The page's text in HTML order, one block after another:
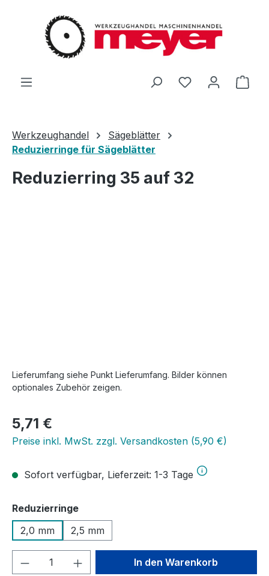
Zum Hauptinhalt springen
Du hast 0
Werkzeughandel
Sägeblätter
Reduzierringe für Sägeblätter
Reduzierring 35 auf 32
Lieferumfang siehe Punkt Lieferumfang. Bilder können
optionales Zubehör zeigen.
Regulärer Preis:
5,71 €
Preise inkl. MwSt. zzgl. Versandkosten (5,90 €)
Sofort verfügbar, Lieferzeit: 1-3 Tage
Reduzierringeauswählen
2,0 mm
2,5 mm
Produkt Anzahl: Gib denIn den Warenkorb